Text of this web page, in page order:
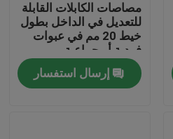
مصاصات الكابلات القابلة
للتعديل في الداخل بطول
خيط 20 مم في عبوات
فردية أو جماعية
إرسال استفسار